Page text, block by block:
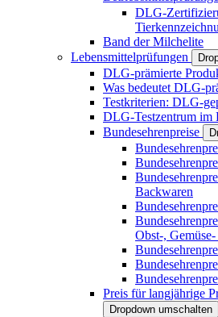
DLG-
Band der Milchelite
Lebensmittelprüfungen
DLG-prämierte
Was bedeutet DLG-
Testkriterien: DLG-
DLG-Testzentrum im
Bundesehrenpreise
Backwaren
Obst-,
Preis für langjährige
Dropdown umschalten